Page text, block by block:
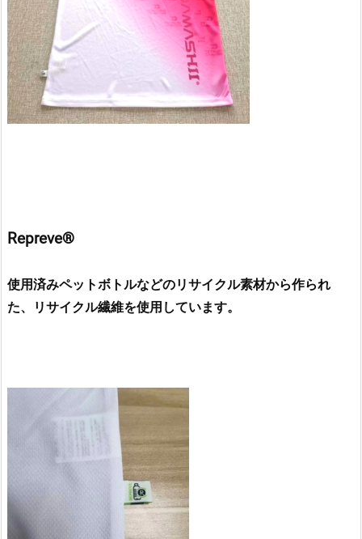
Repreve®
使用済みペットボトルなどのリサイクル素材から作られ
た、
リサイクル繊維を使用しています。